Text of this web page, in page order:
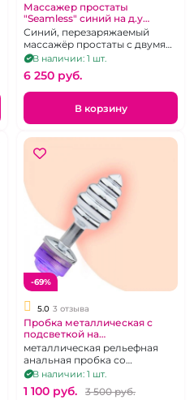
Массажер простаты
"Seamless" синий на д.у
пульте
Синий, перезаряжаемый
массажёр простаты с двумя
двигателями и
дистанционным
управлением.
В наличии: 1 шт.
6 250 pуб.
В корзину
-69%
5.0 3 отзыва
Пробка металлическая с
подсветкой на
дистанционном пульте
металлическая рельефная
анальная пробка со
светодиодной подсветкой и
пультом управления
В наличии: 1 шт.
1 100 pуб. 3 500 pуб.